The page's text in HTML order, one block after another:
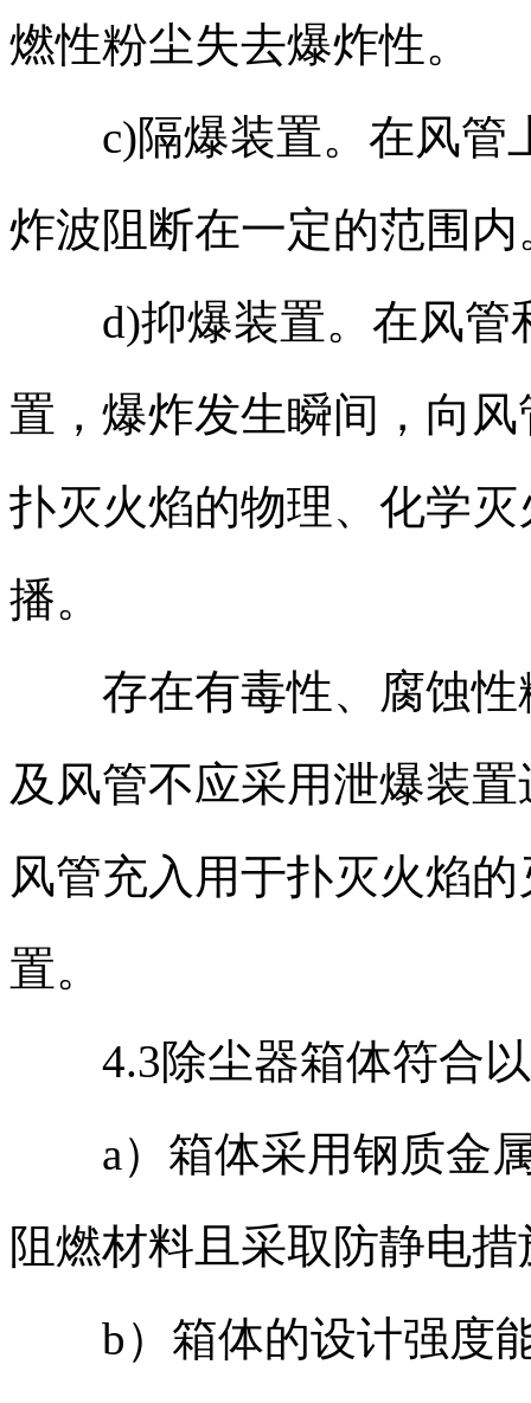
燃性粉尘失去爆炸性。
c)隔爆装置。在风管
炸波阻断在一定的范围内
d)抑爆装置。在风管
置，爆炸发生瞬间，向
扑灭火焰的物理、化学
播。
存在有毒性、腐蚀性
及风管不应采用泄爆装
风管充入用于扑灭火焰
置。
4.3除尘器箱体符合以
a）箱体采用钢质金属
阻燃材料且采取防静电
b）箱体的设计强度能